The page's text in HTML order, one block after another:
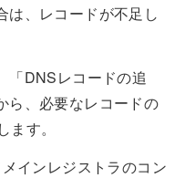
は、レコードが不足し
「DNSレコードの追
ら、必要なレコードの
す。
インレジストラのコン